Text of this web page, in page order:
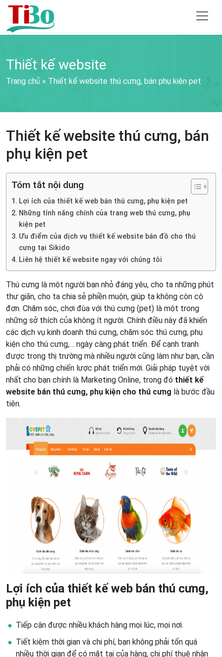
Thiết kế website
Trang chủ » Thiết kế website thú cưng, bán phụ kiện pet
Thiết kế website thú cưng, bán
phụ kiện pet
Tóm tắt nội dung
Lợi ích của thiết kế web bán thú cưng, phụ kiện pet
Những tính năng chính của trang web thú cưng, phụ
kiện pet
Ưu điểm của dịch vụ thiết kế website bán đồ cho thú
cưng tại Sikido
Liên hệ thiết kế website ngay với chúng tôi
Thú cưng là một người bạn nhỏ đáng yêu, cho ta những phút
thư giãn, cho ta chia sẻ phiền muộn, giúp ta không còn cô
đơn. Chăm sóc, chơi đùa với thú cưng (pet) là một trong
những sở thích của không ít người. Chính điều này đã khiến
các dịch vụ kinh doanh thú cưng, chăm sóc thú cưng, phụ
kiện cho thú cưng,… ngày càng phát triển. Để cạnh tranh
được trong thị trường mà nhiều người cũng làm như bạn, cần
phải có những chiến lược phát triển mới. Giải pháp tuyệt vời
nhất cho bạn chính là Marketing Online, trong đó thiết kế
website bán thú cưng, phụ kiện cho thú cưng là bước đầu
tiên.
Lợi ích của thiết kế web bán thú cưng,
phụ kiện pet
Tiếp cận được nhiều khách hàng mọi lúc, mọi nơi.
Tiết kiệm thời gian và chi phí, bạn không phải tốn quá
nhiều thời gian để có mặt tại của hàng, chi phí thuê nhân